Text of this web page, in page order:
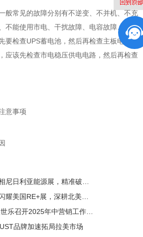
般常见的故障分别有不逆变、不并机、不充
不能使用市电、干扰故障、电容故障、死机
要检查UPS蓄电池，然后再检查主板电路。
应该先检查市电稳压供电电路，然后再检查
意事项
美世乐携定制光储方案亮相尼日利亚能源展，精准破解西非用电难题
美世乐携全场景光储方案闪耀美国RE+展，深耕北美赋能零碳转型
全面出击 冲刺卓越——美世乐召开2025年中营销工作会议
品牌加速拓局拉美市场